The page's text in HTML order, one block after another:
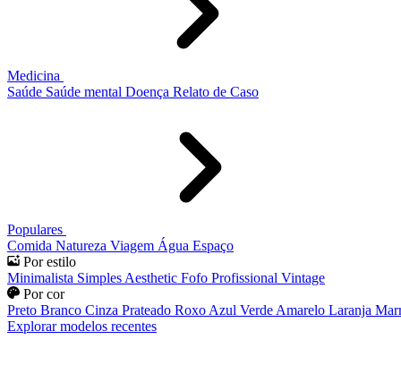
Medicina
Saúde Saúde mental Doença Relato de Caso
Populares
Comida Natureza Viagem Água Espaço
Por estilo
Minimalista Simples Aesthetic Fofo Profissional Vintage
Por cor
Preto Branco Cinza Prateado Roxo Azul Verde Amarelo Laranja
Explorar modelos recentes